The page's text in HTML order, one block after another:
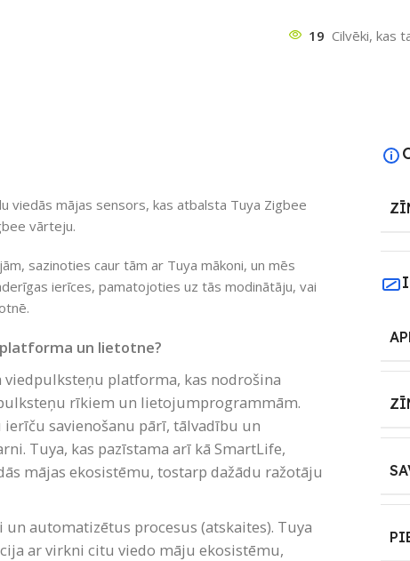
19 Cilvēki, kas
viedās mājas sensors, kas atbalsta Tuya Zigbee
vārteju.
sazinoties caur tām ar Tuya mākoni, un mēs
ierīces, pamatojoties uz tās modinātāju, vai
un lietotne?
platforma, kas nodrošina
rīkiem un lietojumprogrammām.
savienošanu pārī, tālvadību un
Tuya, kas pazīstama arī kā SmartLife,
mājas ekosistēmu, tostarp dažādu ražotāju
automatizētus procesus (atskaites). Tuya
ar virkni citu viedo māju ekosistēmu,